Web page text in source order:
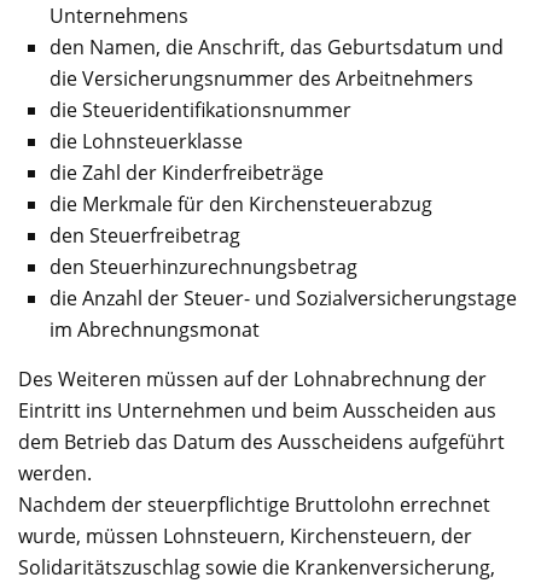
Unternehmens
den Namen, die Anschrift, das Geburtsdatum und
die Versicherungsnummer des Arbeitnehmers
die Steueridentifikationsnummer
die Lohnsteuerklasse
die Zahl der Kinderfreibeträge
die Merkmale für den Kirchensteuerabzug
den Steuerfreibetrag
den Steuerhinzurechnungsbetrag
die Anzahl der Steuer- und Sozialversicherungstage
im Abrechnungsmonat
Des Weiteren müssen auf der Lohnabrechnung der
Eintritt ins Unternehmen und beim Ausscheiden aus
dem Betrieb das Datum des Ausscheidens aufgeführt
werden.
Nachdem der steuerpflichtige Bruttolohn errechnet
wurde, müssen Lohnsteuern, Kirchensteuern, der
Solidaritätszuschlag sowie die Krankenversicherung,